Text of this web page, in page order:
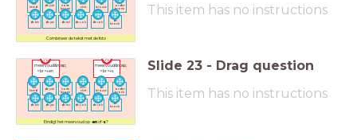
Combineer de tekst met de foto
het
hemd
de jurk
de
korte
broek
de rok
het t-
shirt
de
blouse
de
onder-
broek
de bh de trui de sok
de
broek
de jas
This item has no instructions
Eindigt het meervoud op - enof - s?
meervoud&nbsp;
<br>+en
meervoud&nbsp;
<br>+s
het
hemd
de jurk
de
korte
broek
de rok
het t-
shirt
de
blouse
de
onder-
broek
de bh de trui de sok
de
broek
de jas
Slide 23 - Drag question
This item has no instructions